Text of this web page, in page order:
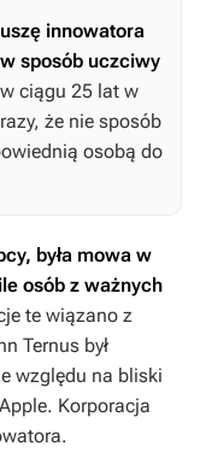
innowatora
sposób uczciwy
ciągu 25 lat w
że nie sposób
osobą do
była mowa w
osób z ważnych
te wiązano z
Ternus był
względu na bliski
Korporacja